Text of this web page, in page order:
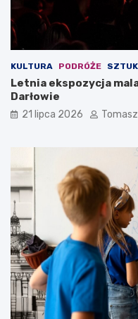
KULTURA PODRÓŻE
Letnia ekspozycja
Darłowie
21 lipca 2026